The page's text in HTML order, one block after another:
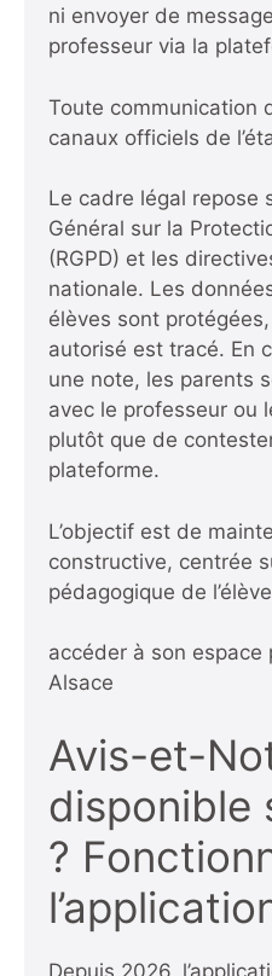
ni envoyer de
professeur via la
Toute communication
canaux officiels de
Le cadre légal repose
Général sur la
(RGPD) et les
nationale. Les
élèves sont
autorisé est tracé. En
une note, les parents
avec le professeur ou
plutôt que de
plateforme.
L’objectif est de
constructive, centrée
pédagogique de
accéder à son espace
Alsace
Avis-et-
disponible
?
Depuis 2026,